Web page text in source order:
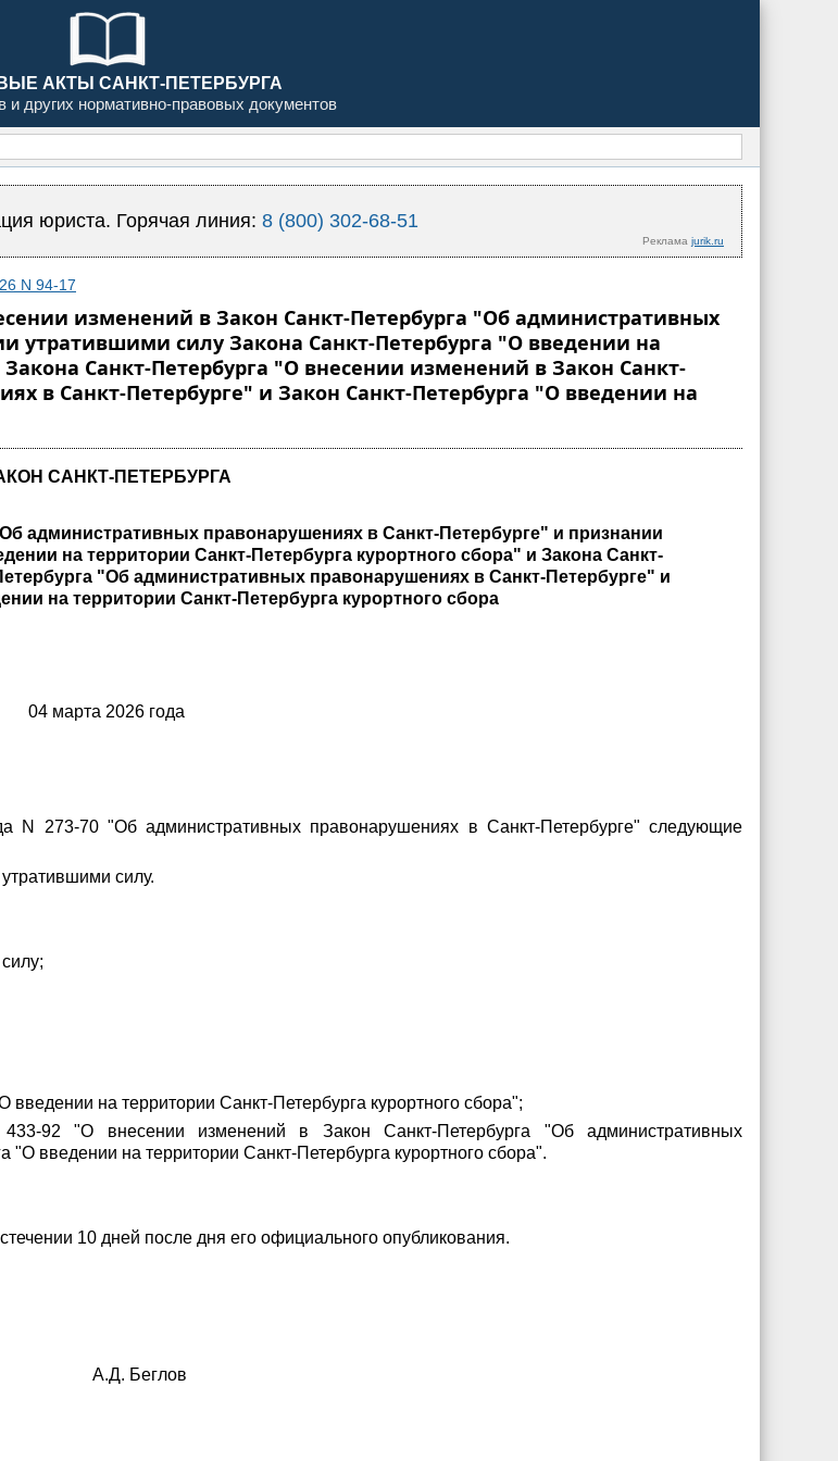
АКТЫ САНКТ-ПЕТЕРБУРГА
и других нормативно-правовых документов
юриста. Горячая линия: 8 (800) 302-68-51
Реклама jurik.ru
N 94-17
изменений в Закон Санкт-Петербурга "Об административных
утратившими силу Закона Санкт-Петербурга "О введении на
Санкт-Петербурга "О внесении изменений в Закон Санкт-
в Санкт-Петербурге" и Закон Санкт-Петербурга "О введении на
САНКТ-ПЕТЕРБУРГА
административных правонарушениях в Санкт-Петербурге" и признании
на территории Санкт-Петербурга курортного сбора" и Закона Санкт-
"Об административных правонарушениях в Санкт-Петербурге" и
на территории Санкт-Петербурга курортного сбора
04 марта 2026 года
N 273-70 "Об административных правонарушениях в Санкт-Петербурге" следующие
силу.
на территории Санкт-Петербурга курортного сбора";
92 "О внесении изменений в Закон Санкт-Петербурга "Об административных
введении на территории Санкт-Петербурга курортного сбора".
10 дней после дня его официального опубликования.
А.Д. Беглов